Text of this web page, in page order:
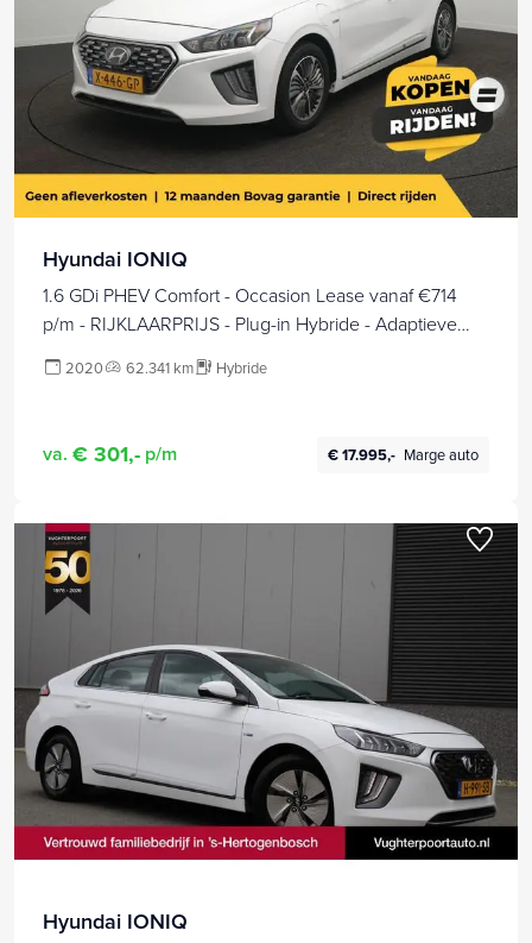
Hyundai IONIQ
1.6 GDi PHEV Comfort - Occasion Lease vanaf €714
p/m - RIJKLAARPRIJS - Plug-in Hybride - Adaptieve
Android Auto - Stoel- en Stuurverwarming - Infinity
2020 62.341 km Hybride
va. € 301,- p/m € 17.995,- Marge auto
Hyundai IONIQ